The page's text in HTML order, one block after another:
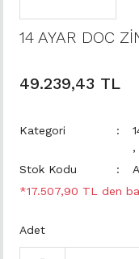
14 AYAR DOC
49.239,43 TL
Kategori
,
Stok Kodu
*17.507,90 TL den
Adet